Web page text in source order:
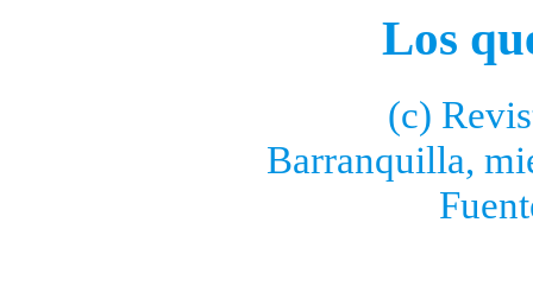
Los
(c)
Barranquilla,